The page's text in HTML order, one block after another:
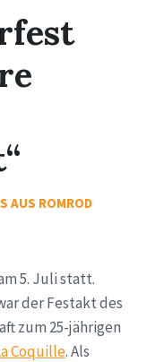
AUS ROMROD
5. Juli statt.
der Festakt des
zum 25-jährigen
Coquille. Als